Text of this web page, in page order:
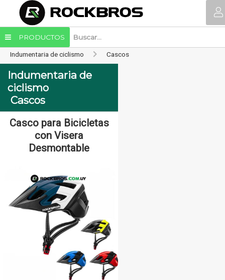
PRODUCTOS
Indumentaria de ciclismo Cascos
Indumentaria de
ciclismo
Cascos
Casco para Bicicletas
con Visera
Desmontable